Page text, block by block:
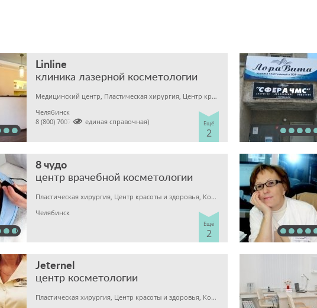
Linline
клиника лазерной косметологии
Медицинский центр, Пластическая хирургия, Центр красоты и здоровья
Ещё
2
Челябинск

8 (800) 7007911 (единая справочная)
8 чудо
центр врачебной косметологии
Пластическая хирургия, Центр красоты и здоровья, Косметология
Ещё
2
Челябинск
Jeternel
центр косметологии
Пластическая хирургия, Центр красоты и здоровья, Коррекция веса